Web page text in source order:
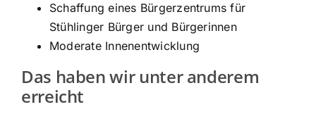
Schaffung eines Bürgerzentrums für
Stühlinger Bürger und Bürgerinnen
Moderate Innenentwicklung
Das haben wir unter anderem
erreicht